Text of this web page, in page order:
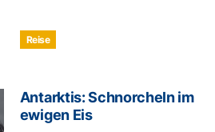
Reise
Antarktis: Schnorcheln im
ewigen Eis